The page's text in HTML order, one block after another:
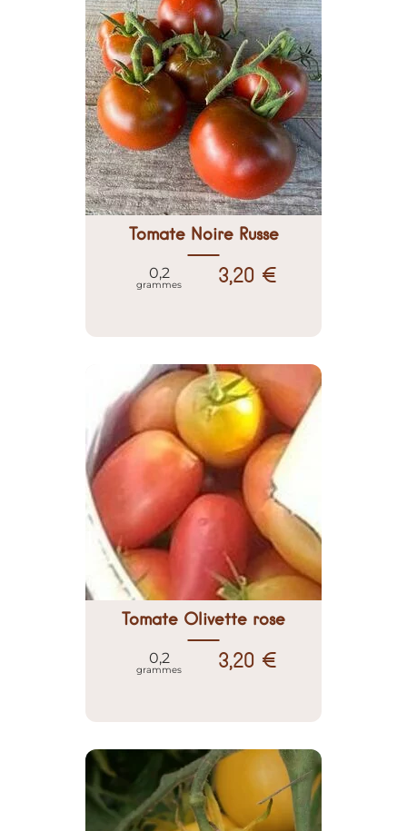
Tomate Noire Russe
0,2
grammes 3,20 €
Tomate Olivette rose
0,2
grammes 3,20 €